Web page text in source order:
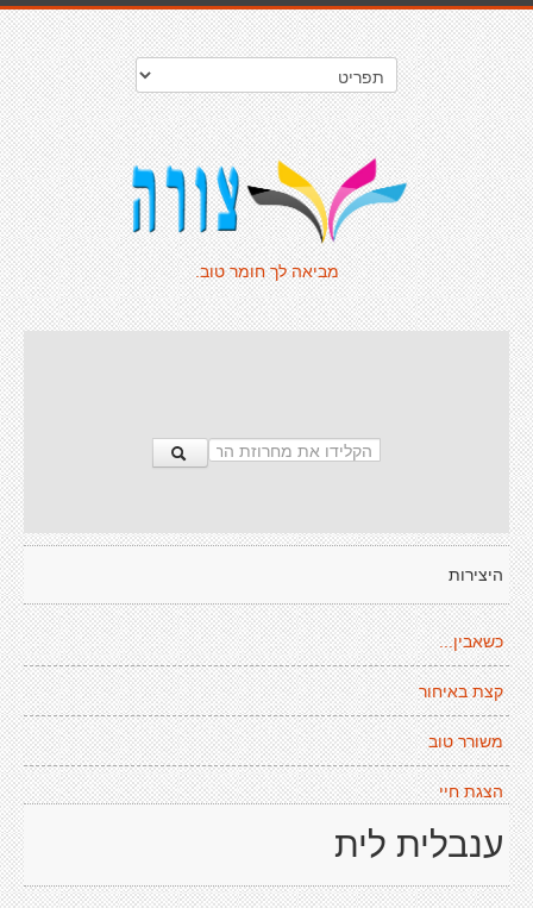
מביאה לך חומר טוב.
היצירות
כשאבין...
קצת באיחור
משורר טוב
הצגת חיי
ענבלית לית